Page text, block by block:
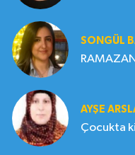
SONGÜL
AYŞE
Çocukta